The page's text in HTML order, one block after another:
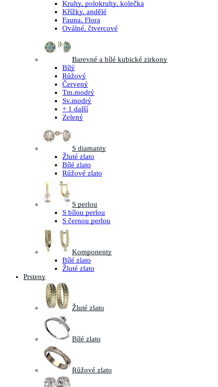
Kruhy, polokruhy, kolečka
Křížky, andělé
Fauna, Flora
Oválné, čtvercové
Barevné a bílé kubické zirkony
Bílý
Růžový
Červený
Tm.modrý
Sv.modrý
+ 1 další
Zelený
S diamanty
Žluté zlato
Bílé zlato
Růžové zlato
S perlou
S bílou perlou
S černou perlou
Komponenty
Bílé zlato
Žluté zlato
Prsteny
Žluté zlato
Bílé zlato
Růžové zlato